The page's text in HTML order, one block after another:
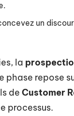
un
la
phase repose
de Customer
processus.